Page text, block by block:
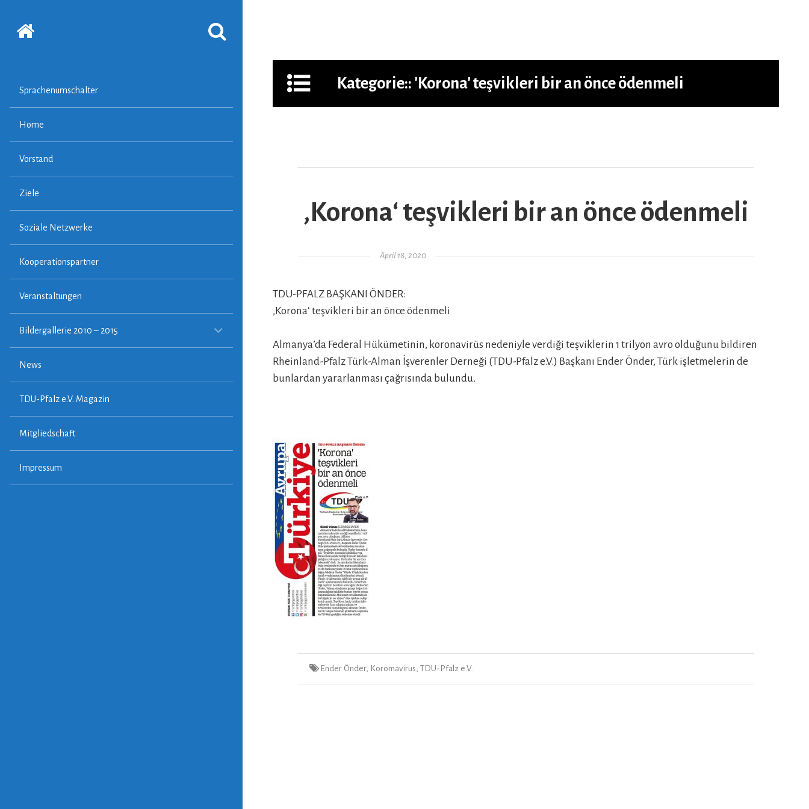
Startseite
SUCHFORMULAR
ERSCHEINEN
Sprachenumschalter
Home
Vorstand
Ziele
Soziale Netzwerke
Kooperationspartner
Veranstaltungen
Bildergallerie 2010 – 2015
CHILD-
MENÜ
ERWEITERN
News
TDU-Pfalz e.V. Magazin
Mitgliedschaft
Impressum
Kategorie:: 'Korona' teşvikleri bir an önce ödenmeli
‚Korona‘ teşvikleri bir an önce ödenmeli
Gepostet am
April 18, 2020
TDU-PFALZ BAŞKANI ÖNDER:
‚Korona‘ teşvikleri bir an önce ödenmeli
Almanya’da Federal Hükümetinin, koronavirüs nedeniyle verdiği teşviklerin 1 trilyon avro olduğunu bildiren
Rheinland-Pfalz Türk-Alman İşverenler Derneği (TDU-Pfalz e.V.) Başkanı Ender Önder, Türk işletmelerin de
bunlardan yararlanması çağrısında bulundu.
TagsEnder Önder, Koromavirus TDU-Pfalz e.V.